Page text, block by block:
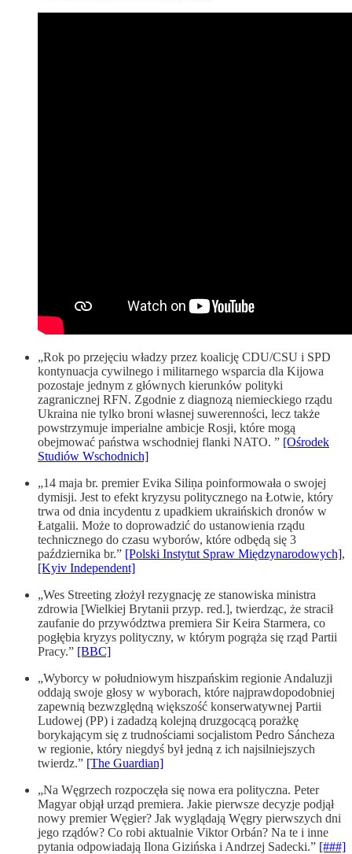
„Rok po przejęciu władzy przez koalicję CDU/CSU i SPD
kontynuacja cywilnego i militarnego wsparcia dla Kijowa
pozostaje jednym z głównych kierunków polityki
zagranicznej RFN. Zgodnie z diagnozą niemieckiego rządu
Ukraina nie tylko broni własnej suwerenności, lecz także
powstrzymuje imperialne ambicje Rosji, które mogą
obejmować państwa wschodniej flanki NATO. ” [Ośrodek
Studiów Wschodnich]
„14 maja br. premier Evika Siliņa poinformowała o swojej
dymisji. Jest to efekt kryzysu politycznego na Łotwie, który
trwa od dnia incydentu z upadkiem ukraińskich dronów w
Łatgalii. Może to doprowadzić do ustanowienia rządu
technicznego do czasu wyborów, które odbędą się 3
października br.” [Polski Instytut Spraw Międzynarodowych],
[Kyiv Independent]
„Wes Streeting złożył rezygnację ze stanowiska ministra
zdrowia [Wielkiej Brytanii przyp. red.], twierdząc, że stracił
zaufanie do przywództwa premiera Sir Keira Starmera, co
pogłębia kryzys polityczny, w którym pogrąża się rząd Partii
Pracy.” [BBC]
„Wyborcy w południowym hiszpańskim regionie Andaluzji
oddają swoje głosy w wyborach, które najprawdopodobniej
zapewnią bezwzględną większość konserwatywnej Partii
Ludowej (PP) i zadadzą kolejną druzgocącą porażkę
borykającym się z trudnościami socjalistom Pedro Sáncheza
w regionie, który niegdyś był jedną z ich najsilniejszych
twierdz.” [The Guardian]
„Na Węgrzech rozpoczęła się nowa era polityczna. Peter
Magyar objął urząd premiera. Jakie pierwsze decyzje podjął
nowy premier Węgier? Jak wyglądają Węgry pierwszych dni
jego rządów? Co robi aktualnie Viktor Orbán? Na te i inne
pytania odpowiadają Ilona Gizińska i Andrzej Sadecki.” [###]